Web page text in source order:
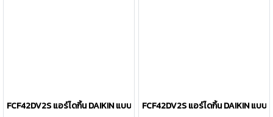
FCF42DV2S แอร์ไดกิ้น DAIKIN แบบฝังฝ้าเพดาน รุ่น SkyAir Round Flow
FCF42DV2S แอร์ไดกิ้น DAIKIN แบ